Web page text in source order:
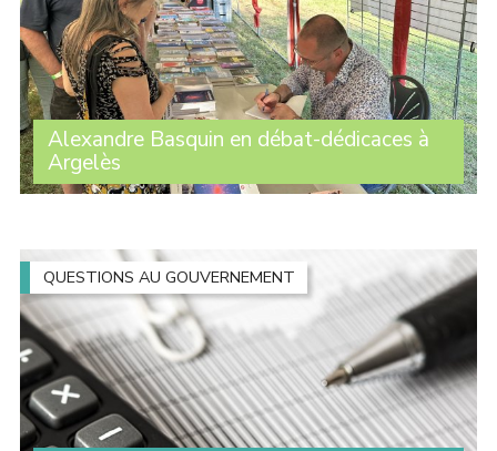
Alexandre Basquin en débat-dédicaces à
Argelès
Une centaine de personnes ont assisté à l’intervention
cadre de son festival à Argelès. À la (...)
QUESTIONS AU GOUVERNEMENT